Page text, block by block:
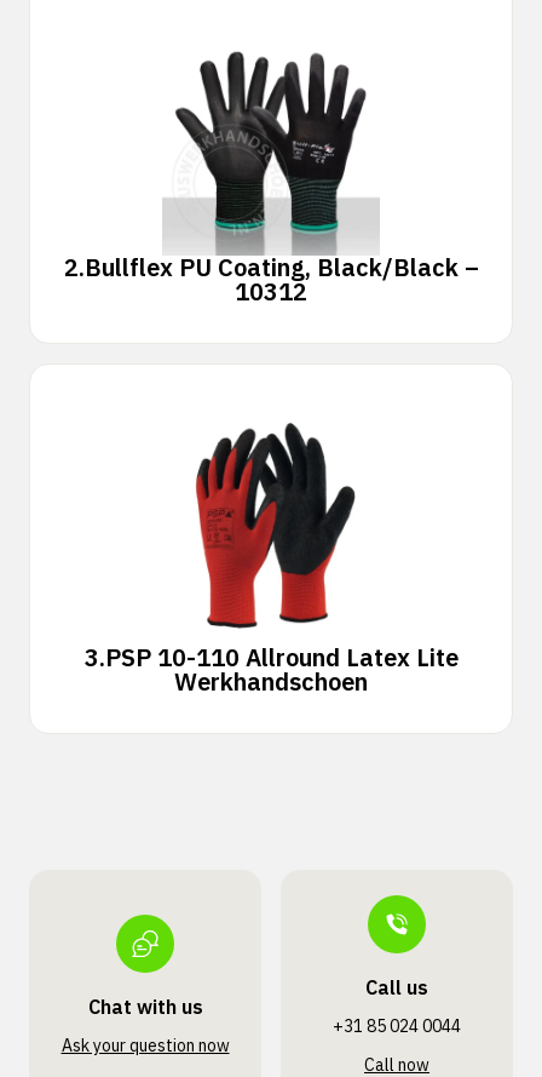
2.Bullflex PU Coating, Black/Black –
10312
3.PSP 10-110 Allround Latex Lite
Werkhandschoen
Chat with us
Ask your question now
Call us
+31 85 024 0044
Call now